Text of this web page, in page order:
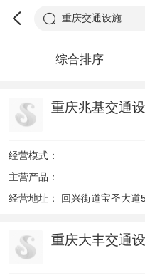
重庆交通设施
综合排序
重庆兆基交通
经营模式：
主营产品：
经营地址：
回兴街道宝圣大
重庆大丰交通